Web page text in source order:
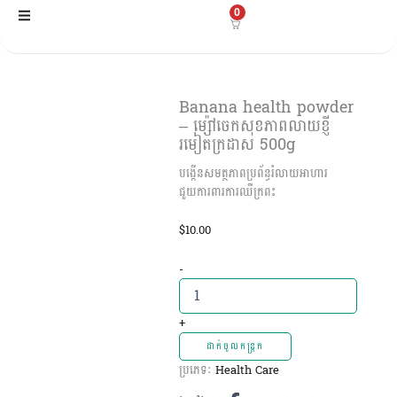
Skip
0
Banana health powder
– ម្ស៉ៅចេកសុខភាពលាយខ្ញី
រមៀតក្រដាស 500g
បង្កើនសមត្ថភាពប្រព័ន្ធរំលាយអាហារ
ជួយការពារការឈឺក្រពះ
$10.00
-Banana
health
powder
-
ម្ស៉ៅចេក
សុខ
ភាព
លាយ
+
ដាក់ចូលកន្ត្រក
ប្រភេទៈ Health Care